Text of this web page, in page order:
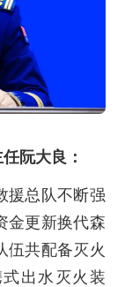
阮大良：
总队不断强
金更新换代森
伍共配备灭火
出水灭火装